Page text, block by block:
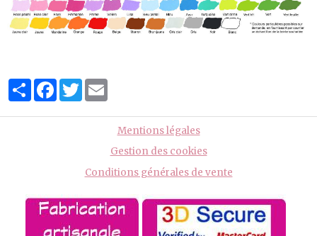
PartagerFacebook
Twitter
Mentions légales
Gestion des cookies
Conditions générales de vente